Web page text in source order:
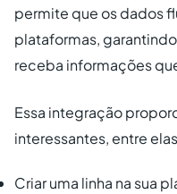
permite que os dados
plataformas,
receba informações
Essa integração
interessantes, entre
Criar uma linha na sua